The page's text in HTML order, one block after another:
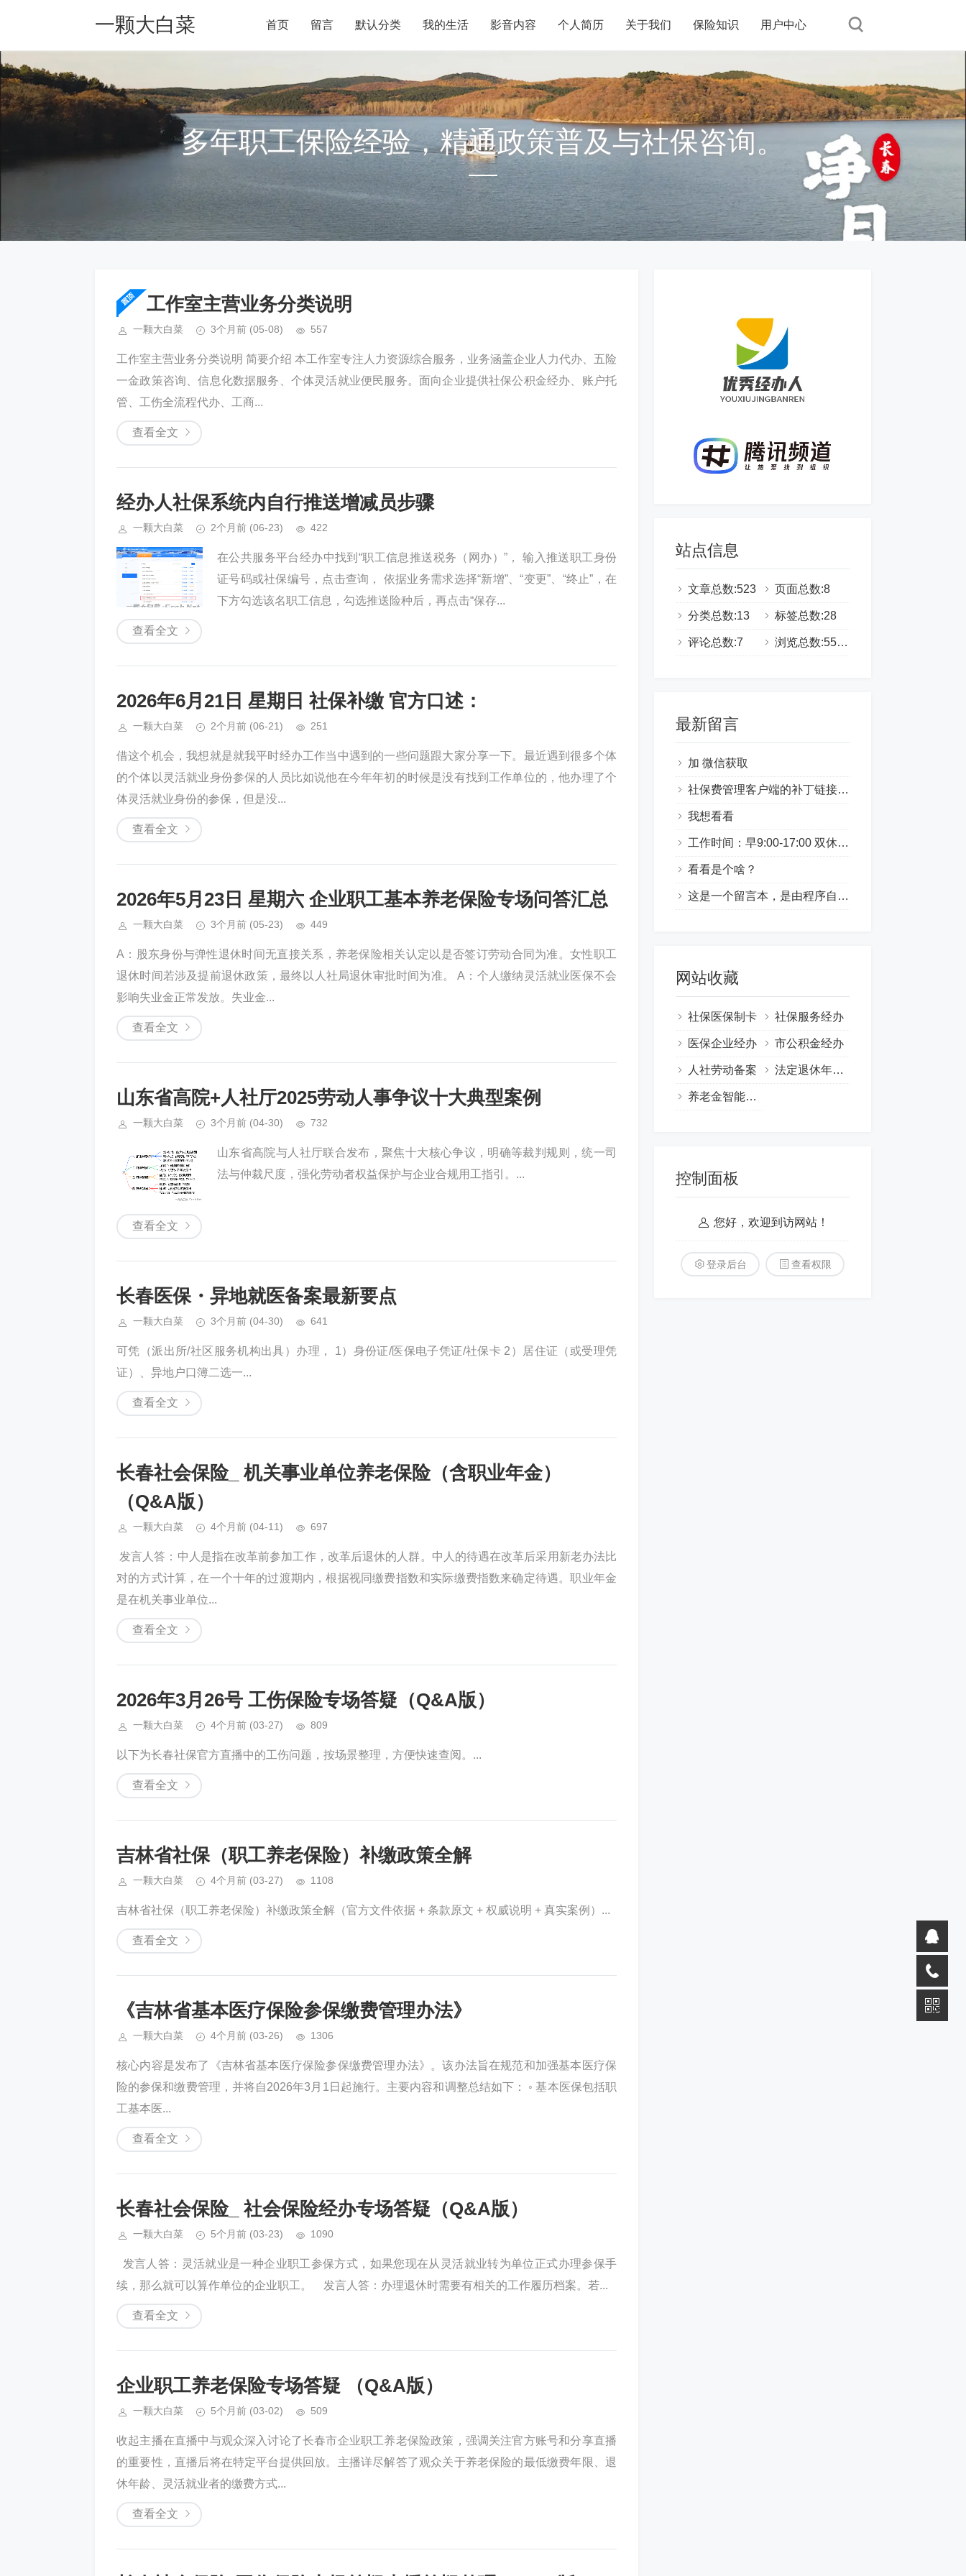
一颗大白菜
Blog
首页 留言 默认分类 我的生活 影音内容 个人简历 关于我们 保险知识 用户中心
多年职工保险经验，精通政策普及与社保咨询。
工作室主营业务分类说明
一颗大白菜 3个月前 (05-08) 557
工作室主营业务分类说明 简要介绍 本工作室专注人力资源综合服务，业务涵盖企业人力代办、五险
一金政策咨询、信息化数据服务、个体灵活就业便民服务。面向企业提供社保公积金经办、账户托
管、工伤全流程代办、工商...
查看全文
经办人社保系统内自行推送增减员步骤
一颗大白菜 2个月前 (06-23) 422
在公共服务平台经办中找到“职工信息推送税务（网办）”， 输入推送职工身份
证号码或社保编号，点击查询， 依据业务需求选择“新增”、“变更”、“终止”，在
下方勾选该名职工信息，勾选推送险种后，再点击“保存...
查看全文
2026年6月21日 星期日 社保补缴 官方口述：
一颗大白菜 2个月前 (06-21) 251
借这个机会，我想就是就我平时经办工作当中遇到的一些问题跟大家分享一下。最近遇到很多个体
的个体以灵活就业身份参保的人员比如说他在今年年初的时候是没有找到工作单位的，他办理了个
体灵活就业身份的参保，但是没...
查看全文
2026年5月23日 星期六 企业职工基本养老保险专场问答汇总
一颗大白菜 3个月前 (05-23) 449
A：股东身份与弹性退休时间无直接关系，养老保险相关认定以是否签订劳动合同为准。女性职工
退休时间若涉及提前退休政策，最终以人社局退休审批时间为准。 A：个人缴纳灵活就业医保不会
影响失业金正常发放。失业金...
查看全文
山东省高院+人社厅2025劳动人事争议十大典型案例
一颗大白菜 3个月前 (04-30) 732
山东省高院与人社厅联合发布，聚焦十大核心争议，明确等裁判规则，统一司
法与仲裁尺度，强化劳动者权益保护与企业合规用工指引。...
查看全文
长春医保・异地就医备案最新要点
一颗大白菜 3个月前 (04-30) 641
可凭（派出所/社区服务机构出具）办理， 1）身份证/医保电子凭证/社保卡 2）居住证（或受理凭
证）、异地户口簿二选一...
查看全文
长春社会保险_ 机关事业单位养老保险（含职业年金）
（Q&A版）
一颗大白菜 4个月前 (04-11) 697
​​ 发言人答：中人是指在改革前参加工作，改革后退休的人群。中人的待遇在改革后采用新老办法比
对的方式计算，在一个十年的过渡期内，根据视同缴费指数和实际缴费指数来确定待遇。职业年金
是在机关事业单位...
查看全文
2026年3月26号 工伤保险专场答疑（Q&A版）
一颗大白菜 4个月前 (03-27) 809
以下为长春社保官方直播中的工伤问题，按场景整理，方便快速查阅。...
查看全文
吉林省社保（职工养老保险）补缴政策全解
一颗大白菜 4个月前 (03-27) 1108
吉林省社保（职工养老保险）补缴政策全解（官方文件依据 + 条款原文 + 权威说明 + 真实案例）...
查看全文
《吉林省基本医疗保险参保缴费管理办法》
一颗大白菜 4个月前 (03-26) 1306
核心内容是发布了《吉林省基本医疗保险参保缴费管理办法》。该办法旨在规范和加强基本医疗保
险的参保和缴费管理，并将自2026年3月1日起施行。主要内容和调整总结如下： ◦ 基本医保包括职
工基本医...
查看全文
长春社会保险_ 社会保险经办专场答疑（Q&A版）
一颗大白菜 5个月前 (03-23) 1090
​ ​ 发言人答：灵活就业是一种企业职工参保方式，如果您现在从灵活就业转为单位正式办理参保手
续，那么就可以算作单位的企业职工。 ​ ​ ​ 发言人答：办理退休时需要有相关的工作履历档案。若...
查看全文
企业职工养老保险专场答疑 （Q&A版）
一颗大白菜 5个月前 (03-02) 509
收起主播在直播中与观众深入讨论了长春市企业职工养老保险政策，强调关注官方账号和分享直播
的重要性，直播后将在特定平台提供回放。主播详尽解答了观众关于养老保险的最低缴费年限、退
休年龄、灵活就业者的缴费方式...
查看全文
站点信息
文章总数:523 页面总数:8
分类总数:13 标签总数:28
评论总数:7 浏览总数:555334
最新留言
加 微信获取
社保费管理客户端的补丁链接打不开了~
我想看看
工作时间：早9:00-17:00 双休薪资待遇：3000-3500岗位职责：负责各个展会展览得活动执行任职要求：1.良好的沟通能力、清楚的表达能力。办事机灵机动，协调能力强。具备吃苦耐劳精神，能够适应经常性国内国外短期出差。2.英语可作为工作语言。3.熟练操作ppt、execl、word等办公软件，有笔记本电脑。工作地点：吉林省宽城区君子兰公园北门联系电话：☎15044013637微信同步（工作日9:00-16:30拨打）
看看是个啥？
这是一个留言本，是由程序自动生成的页面，您可以对其进行任意操作。
网站收藏
社保医保制卡 社保服务经办
医保企业经办 市公积金经办
人社劳动备案 法定退休年龄计算器
养老金智能核算与服务
控制面板
您好，欢迎到访网站！
登录后台 查看权限